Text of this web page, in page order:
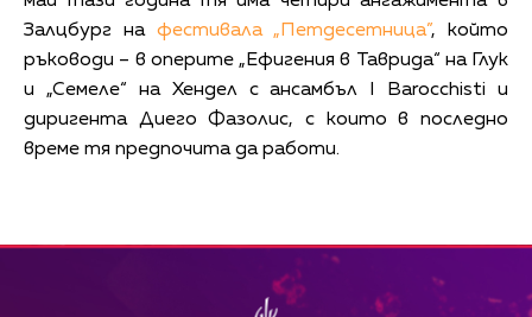
Залцбург на фестивала „Петдесетница”, който
ръководи – в оперите „Ефигения в Таврида“ на Глук
и „Семеле“ на Хендел с ансамбъл I Barocchisti и
диригента Диего Фазолис, с които в последно
време тя предпочита да работи.